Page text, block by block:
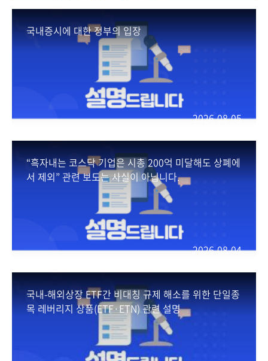
국내증시에 대한 정부의 입장
2026-08-05
“흑자내는 코스닥 기업은 시총 200억 미달해도 상폐에
서 제외” 관련 보도는 사실이 아닙니다.
2026-08-04
국내-해외상장 ETF간 비대칭 규제 해소를 위한 단일종
목 레버리지 상품(ETF·ETN) 관련 설명